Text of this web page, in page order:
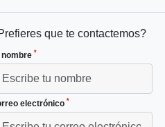
que te contactemos?
nombre *
electrónico *